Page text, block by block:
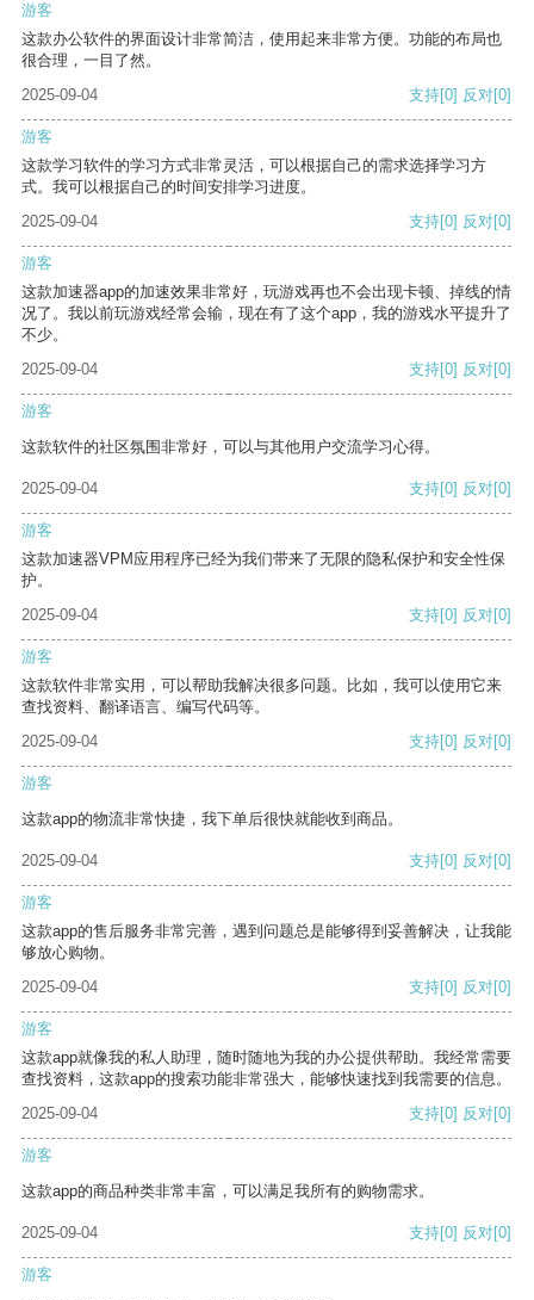
游客
这款办公软件的界面设计非常简洁，使用起来非常方便。功能的布局也
很合理，一目了然。
2025-09-04
支持[0] 反对[0]
游客
这款学习软件的学习方式非常灵活，可以根据自己的需求选择学习方
式。我可以根据自己的时间安排学习进度。
2025-09-04
支持[0] 反对[0]
游客
这款加速器app的加速效果非常好，玩游戏再也不会出现卡顿、掉线的情
况了。我以前玩游戏经常会输，现在有了这个app，我的游戏水平提升了
不少。
2025-09-04
支持[0] 反对[0]
游客
这款软件的社区氛围非常好，可以与其他用户交流学习心得。
2025-09-04 支持[0] 反对[0]
游客
这款加速器VPM应用程序已经为我们带来了无限的隐私保护和安全性保
护。
2025-09-04
支持[0] 反对[0]
游客
这款软件非常实用，可以帮助我解决很多问题。比如，我可以使用它来
查找资料、翻译语言、编写代码等。
2025-09-04
支持[0] 反对[0]
游客
这款app的物流非常快捷，我下单后很快就能收到商品。
2025-09-04 支持[0] 反对[0]
游客
这款app的售后服务非常完善，遇到问题总是能够得到妥善解决，让我能
够放心购物。
2025-09-04
支持[0] 反对[0]
游客
这款app就像我的私人助理，随时随地为我的办公提供帮助。我经常需要
查找资料，这款app的搜索功能非常强大，能够快速找到我需要的信息。
2025-09-04
支持[0] 反对[0]
游客
这款app的商品种类非常丰富，可以满足我所有的购物需求。
2025-09-04 支持[0] 反对[0]
游客